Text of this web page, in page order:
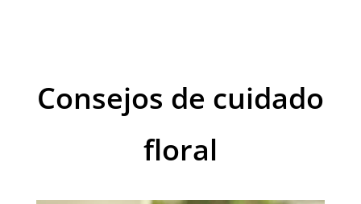
Consejos de cuidado
floral